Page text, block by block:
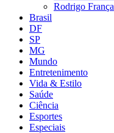
Rodrigo França
Brasil
DF
SP
MG
Mundo
Entretenimento
Vida & Estilo
Saúde
Ciência
Esportes
Especiais